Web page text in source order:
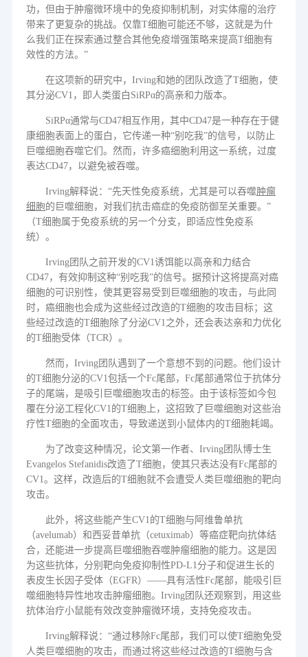
功，但由于肿瘤微环境中的免疫抑制机制，对实体瘤的治疗
带来了更复杂的挑战。仅靠T细胞可能还不够，这就是为什
么我们正在探索通过整合其他免疫增强策略来提高T细胞有
效性的方法。 ”
在这项新的研究中， Irving和她的团队改造了T细胞，使
其分泌CV1 ，即人类蛋白 SiRPα的高亲和力版本。
SiRPα通常与CD47相互作用，其中CD47是一种存在于健
康细胞表面上的蛋白，它传递一种“别吃我”的信号，以防止
巨噬细胞吞噬它们。然而，许多癌细胞利用这一系统，过度
表达CD47，以避免被吞噬。
Irving解释说 ： “先天性免疫系统，尤其是可以吞噬肿瘤
细胞的巨噬细胞，对我们抗击癌症的免疫防御至关重要。 ”
（T细胞属于免疫系统的另一个分支，即适应性免疫系
统）。
Irving 团队之前开发的CV1 诱饵能以高亲和力结合
CD47，有效抑制这种“别吃我”的信号。据预计这将提高对癌
细胞的可识别性，使其更容易受到巨噬细胞的攻击，与此同
时，癌细胞也会成为这些经过改造的T细胞的攻击目标；这
些经过改造的T细胞除了分泌CV1 之外，还会表达亲和力优化
的T细胞受体（TCR） 。
然而， Irving 团队遇到了一个意想不到的问题。他们设计
的T细胞分泌的CV1 包括一个Fc尾部， Fc尾部通常位于抗体分
子的尾端，是吸引巨噬细胞攻击的标签。由于该标签如今包
覆在分泌工程化CV1 的T细胞上，这招致了巨噬细胞对这些治
疗性T细胞的全面攻击，导致递送到小鼠体内的T细胞耗竭。
为了改变这种情况，论文第一作者、 Irving 团队博士生
Evangelos Stefanidis改造了T细胞，使其只表达没有Fc尾部的
CV1 。这样，改造后的T细胞就不会遭受人类巨噬细胞的靶向
攻击。
此外，将这些能产生CV1 的T细胞与阿维鲁单抗
（avelumab）和西妥昔单抗（cetuximab）等癌症靶向抗体结
合，还能进一步提高巨噬细胞吞噬肿瘤细胞的能力。这是因
为这些抗体，分别靶向免疫抑制性PD-L1 分子和促进生长的
表皮生长因子受体（EGFR） ——具有活性Fc尾部，能吸引巨
噬细胞特异性地攻击肿瘤细胞。 Irving 团队还观察到，用这些
抗体治疗小鼠能有效改变肿瘤微环境，支持免疫攻击。
Irving解释说 ： “通过移除Fc尾部，我们可以使T细胞免受
人类巨噬细胞的攻击，而通过将这些经过改造的T细胞与含